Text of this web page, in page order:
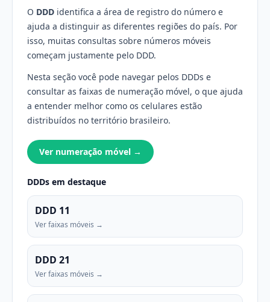
O DDD identifica a área de registro do número e
ajuda a distinguir as diferentes regiões do país. Por
isso, muitas consultas sobre números móveis
começam justamente pelo DDD.
Nesta seção você pode navegar pelos DDDs e
consultar as faixas de numeração móvel, o que ajuda
a entender melhor como os celulares estão
distribuídos no território brasileiro.
Ver numeração móvel →
DDDs em destaque
DDD 11
Ver faixas móveis →
DDD 21
Ver faixas móveis →